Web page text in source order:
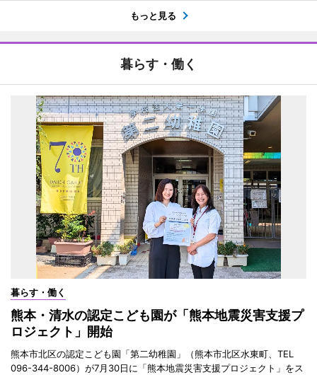
もっと見る
暮らす・働く
暮らす・働く
熊本・清水の認定こども園が「熊本地震災害支援プ
ロジェクト」開始
熊本市北区の認定こども園「第二幼稚園」（熊本市北区水東町、TEL
096-344-8006）が7月30日に「熊本地震災害支援プロジェクト」をス